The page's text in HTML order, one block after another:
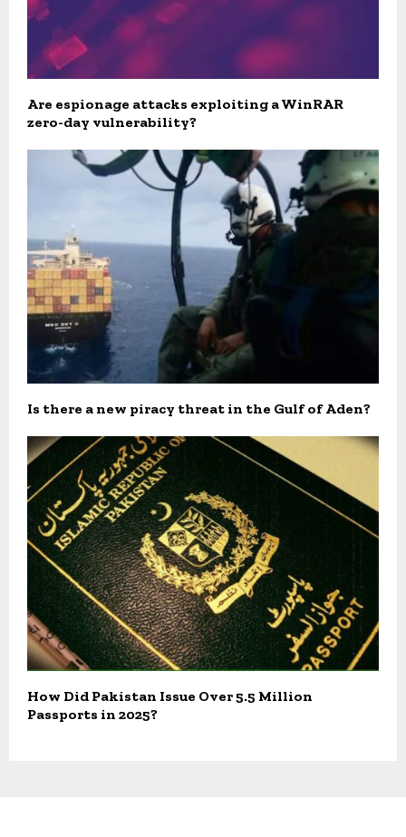
Are espionage attacks exploiting a WinRAR
zero-day vulnerability?
Is there a new piracy threat in the Gulf of Aden?
How Did Pakistan Issue Over 5.5 Million
Passports in 2025?